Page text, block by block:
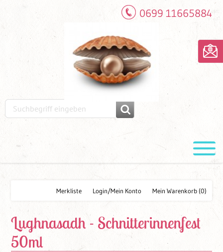
0699 11665884
Mein Warenkorb (0)
Login/Mein Konto
Merkliste
Lughnasadh - Schnitterinnenfest
50ml